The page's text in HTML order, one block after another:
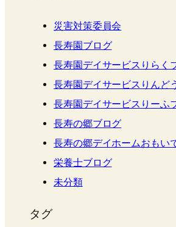
災害対策委員会
長寿園ブログ
長寿園デイサービスりらく
長寿園デイサービスりんど
長寿園デイサービスりーふ
長寿の郷ブログ
長寿の郷デイホームおもい
栄養士ブログ
未分類
タグ